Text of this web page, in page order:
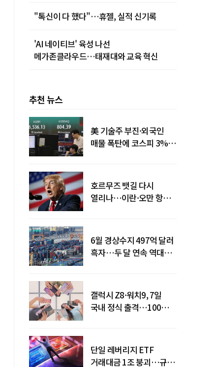
"톡신이 다 했다"…휴젤, 실적 신기록
'AI 네이티브' 육성 나선
메가존클라우드…태재대와 교육 혁신
추천 뉴스
美 기술주 부진·외국인
매물 폭탄에 코스피 3%대
호르무즈 뱃길 다시
열리나…이란·오만 항로
6월 경상수지 497억 달러
흑자…두 달 연속 역대
갤럭시 Z8·워치9, 7일
국내 정식 출격…100개국
단일 레버리지 ETF
거래대금 1조 붕괴…규제